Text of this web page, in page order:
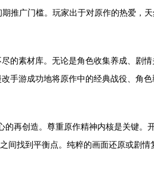
推广门槛。玩家出于对原作的热爱，
的素材库。无论是角色收集养成、剧
手游成功地将原作中的经典战役、角
再创造。尊重原作精神内核是关键。
找到平衡点。纯粹的画面还原或剧